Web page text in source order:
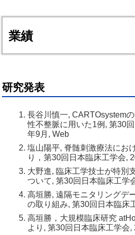
業績
研究発表
長谷川慎一, CARTOsystem
性不整脈に用いた1例, 第30
年9月, Web
塩山陽平, 脊髄刺激療法にお
り，第30回日本臨床工学会,
大野進, 臨床工学技士が特別
ついて, 第30回日本臨床工学
高垣勝, 遠隔モニタリングデ
の取り組み, 第30回日本臨床
高垣勝，大規模臨床研究
より, 第30回日本臨床工学会